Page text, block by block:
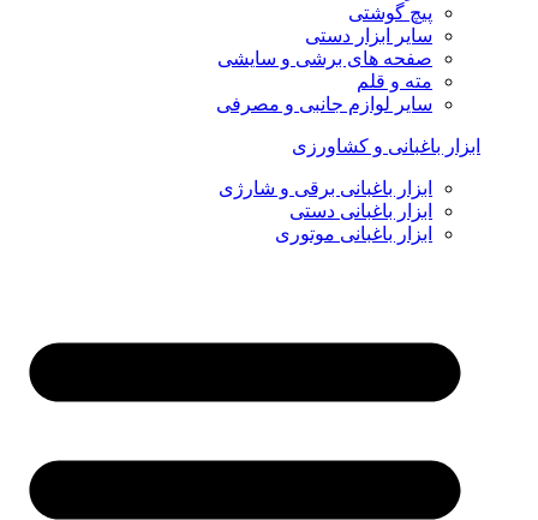
پیچ گوشتی
سایر ابزار دستی
صفحه های برشی و سایشی
مته و قلم
سایر لوازم جانبی و مصرفی
ابزار باغبانی و کشاورزی
ابزار باغبانی برقی و شارژی
ابزار باغبانی دستی
ابزار باغبانی موتوری